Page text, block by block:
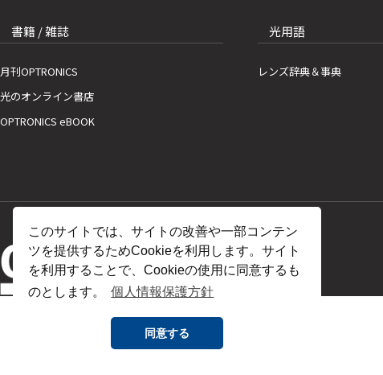
このサイトでは、サイトの改善や一部コンテン
ツを提供するためCookieを利用します。サイト
を利用することで、Cookieの使用に同意するも
のとします。
個人情報保護方針
同意する
書籍 / 雑誌
月刊OPTRONICS
光のオンライン書店
OPTRONICS eBOOK
光用語
レンズ辞典＆事典